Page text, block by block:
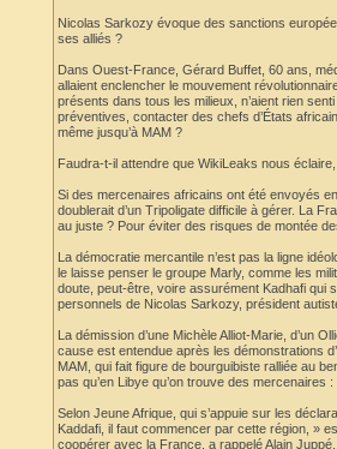
Nicolas Sarkozy évoque des sanctions
ses alliés ?
Dans Ouest-France, Gérard Buffet, 60 ans,
allaient enclencher le mouvement
présents dans tous les milieux, n’aient rien
préventives, contacter des chefs d’États
même jusqu’à MAM ?
Faudra-t-il attendre que WikiLeaks nous
Si des mercenaires africains ont été envoyés
doublerait d’un Tripoligate difficile à gérer. La
au juste ? Pour éviter des risques de montée
La démocratie mercantile n’est pas la ligne
le laisse penser le groupe Marly, comme les
doute, peut-être, voire assurément Kadhafi qui
personnels de Nicolas Sarkozy, président
La démission d’une Michèle Alliot-Marie, d’un
cause est entendue après les démonstrations
MAM, qui fait figure de bourguibiste ralliée au
pas qu’en Libye qu’on trouve des
Selon Jeune Afrique, qui s’appuie sur les
Kaddafi, il faut commencer par cette région, »
coopérer avec la France, a rappelé Alain